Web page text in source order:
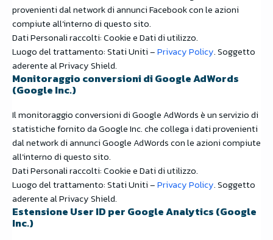
provenienti dal network di annunci Facebook con le azioni
compiute all’interno di questo sito.
Dati Personali raccolti: Cookie e Dati di utilizzo.
Luogo del trattamento: Stati Uniti –Privacy Policy. Soggetto
aderente al Privacy Shield.
Monitoraggio conversioni di Google AdWords
(Google Inc.)
Il monitoraggio conversioni di Google AdWords è un servizio di
statistiche fornito da Google Inc. che collega i dati provenienti
dal network di annunci Google AdWords con le azioni compiute
all’interno di questo sito.
Dati Personali raccolti: Cookie e Dati di utilizzo.
Luogo del trattamento: Stati Uniti –Privacy Policy. Soggetto
aderente al Privacy Shield.
Estensione User ID per Google Analytics (Google
Inc.)